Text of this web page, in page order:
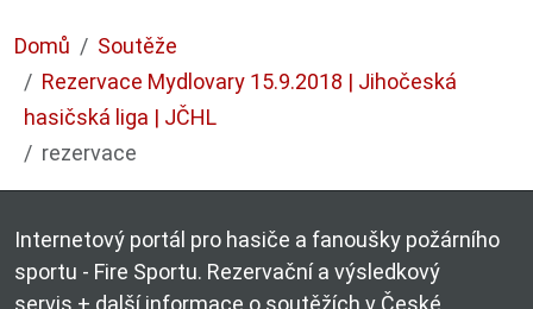
Domů
Soutěže
Rezervace Mydlovary 15.9.2018 | Jihočeská
hasičská liga | JČHL
rezervace
Internetový portál pro hasiče a fanoušky požárního
sportu - Fire Sportu. Rezervační a výsledkový
servis + další informace o soutěžích v České